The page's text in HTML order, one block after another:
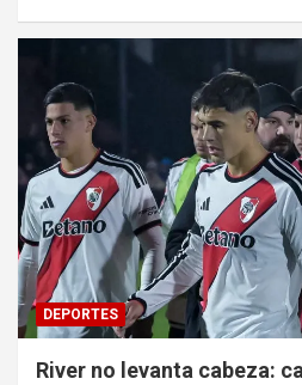
DEPORTES
River no levanta cabeza: